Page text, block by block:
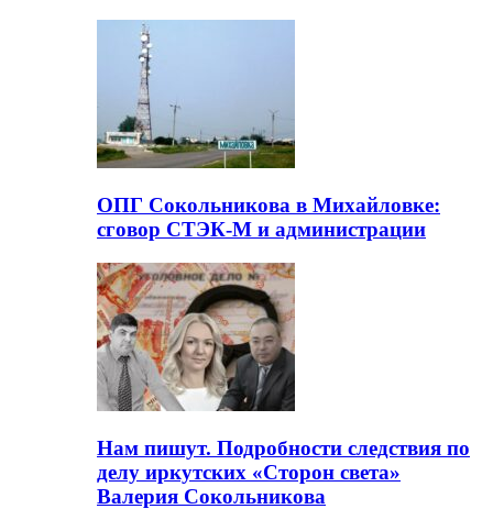
ОПГ Сокольникова в Михайловке:
сговор СТЭК-М и администрации
Нам пишут. Подробности следствия по
делу иркутских «Сторон света»
Валерия Сокольникова